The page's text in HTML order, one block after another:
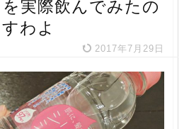
実際飲んでみたの
わよ
2017年7月29日